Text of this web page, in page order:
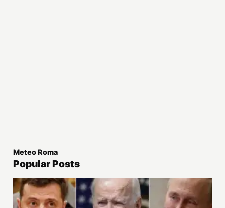
Meteo Roma
Popular Posts